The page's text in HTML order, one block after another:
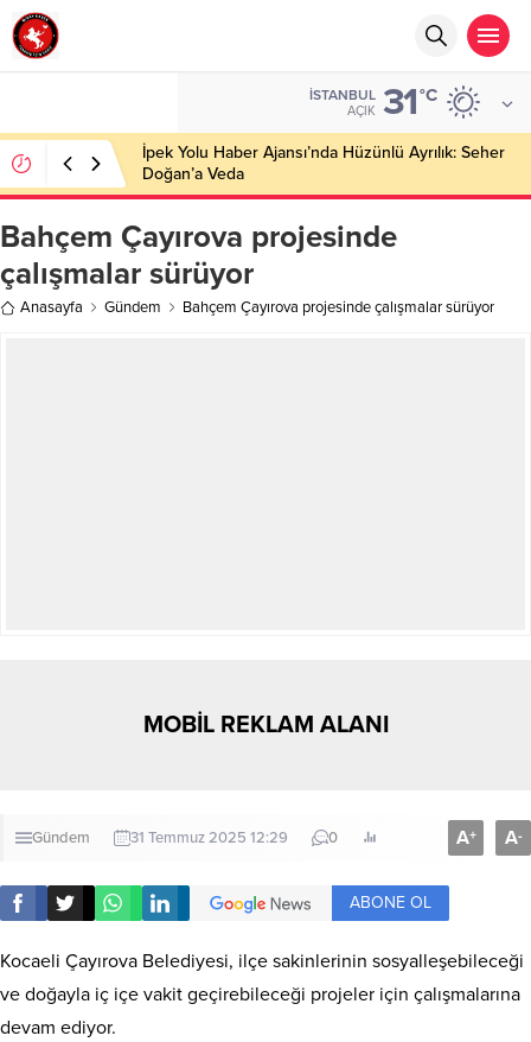
İSTANBUL
AÇIK 31°C
İpek Yolu Haber Ajansı’nda Hüzünlü Ayrılık: Seher
Doğan’a Veda
Bahçem Çayırova projesinde
çalışmalar sürüyor
Anasayfa Gündem Bahçem Çayırova projesinde çalışmalar sürüyor
MOBİL REKLAM ALANI
Gündem 31 Temmuz 2025 12:29 0 A+ A-
ABONE OL
Kocaeli Çayırova Belediyesi, ilçe sakinlerinin sosyalleşebileceği
ve doğayla iç içe vakit geçirebileceği projeler için çalışmalarına
devam ediyor.